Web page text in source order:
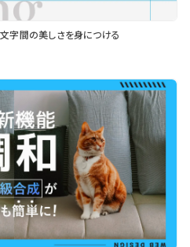
字間の美しさを身につける